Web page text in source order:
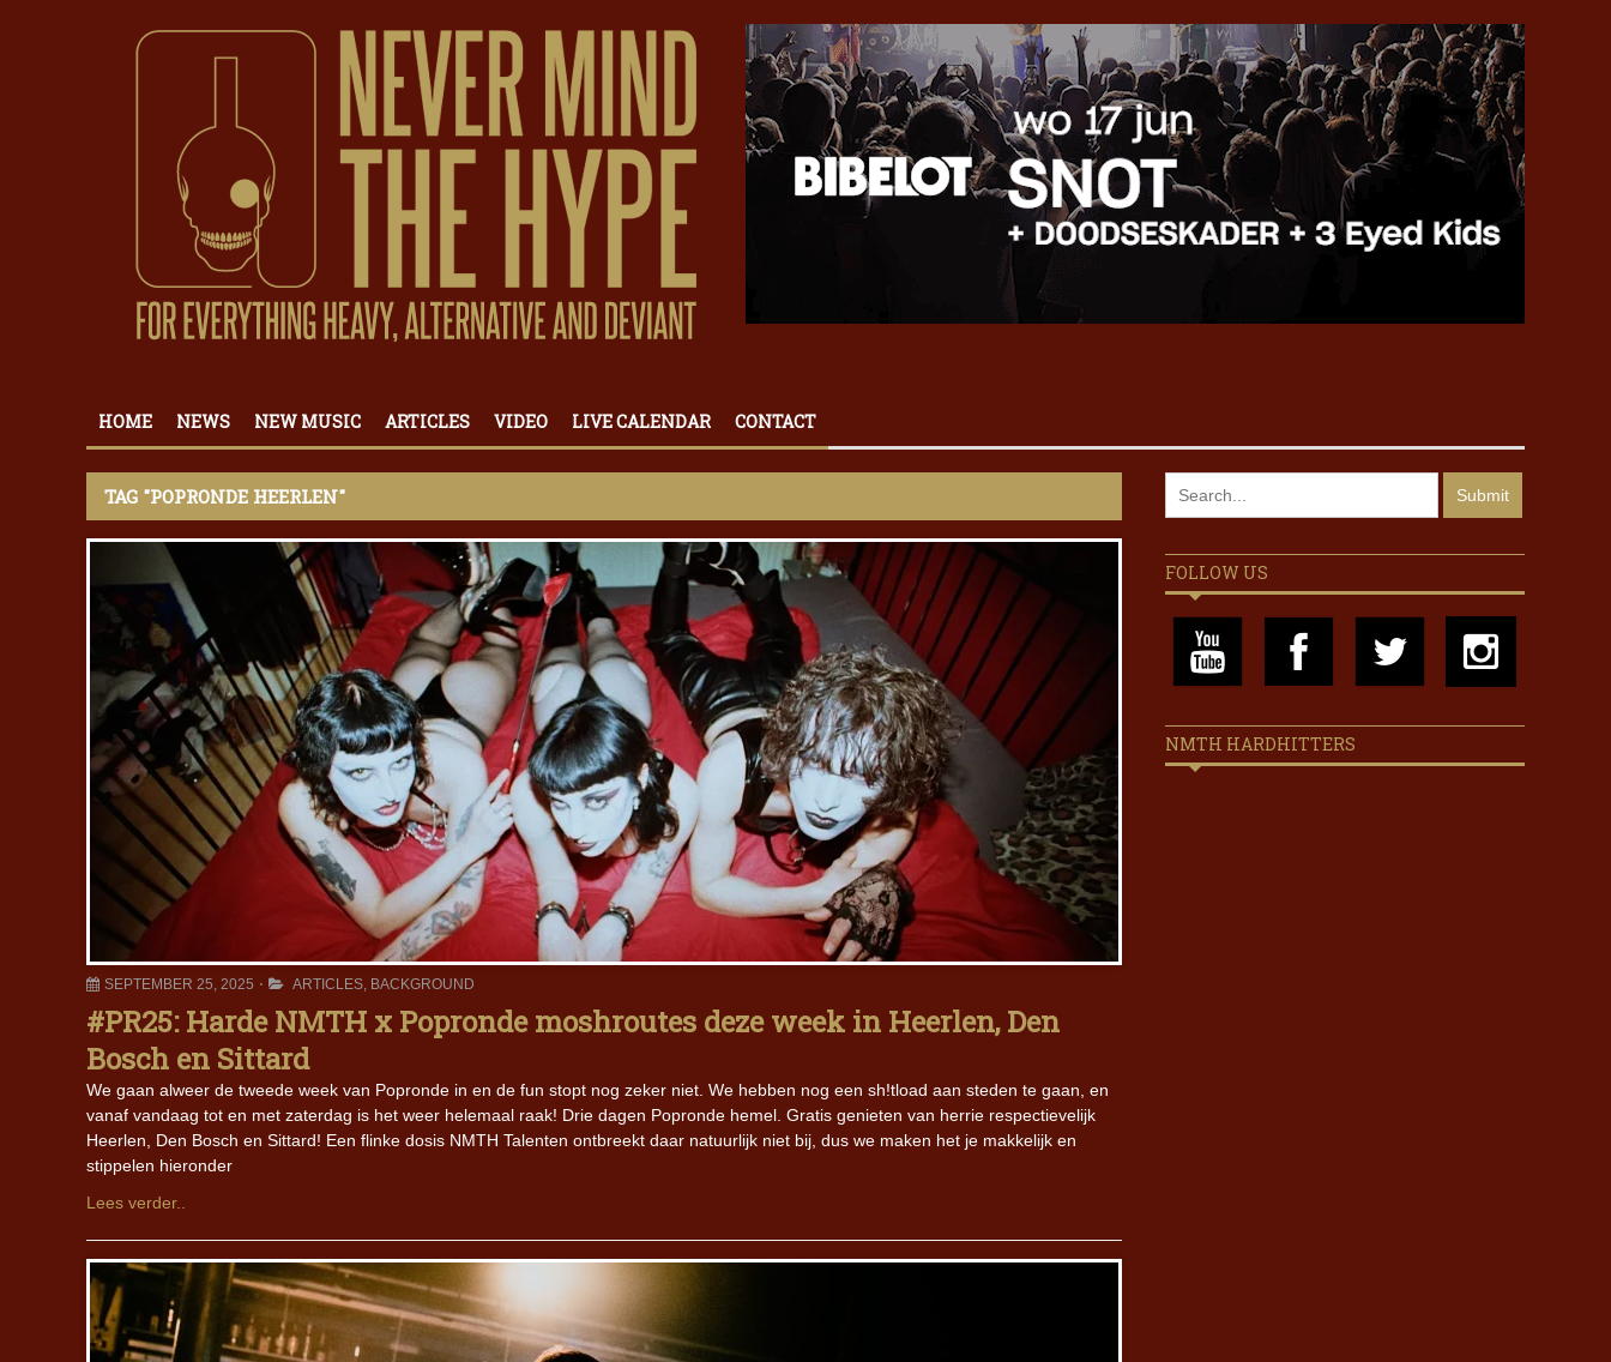
HOME NEWS NEW MUSIC ARTICLES VIDEO LIVE CALENDAR CONTACT
TAG "POPRONDE HEERLEN"
SEPTEMBER 25, 2025 ARTICLES, BACKGROUND
#PR25: Harde NMTH x Popronde moshroutes deze week in Heerlen, Den
Bosch en Sittard
We gaan alweer de tweede week van Popronde in en de fun stopt nog zeker niet. We hebben nog een sh!tload aan steden te gaan, en
vanaf vandaag tot en met zaterdag is het weer helemaal raak! Drie dagen Popronde hemel. Gratis genieten van herrie respectievelijk
Heerlen, Den Bosch en Sittard! Een flinke dosis NMTH Talenten ontbreekt daar natuurlijk niet bij, dus we maken het je makkelijk en
stippelen hieronder
Lees verder..
FOLLOW US
NMTH HARDHITTERS